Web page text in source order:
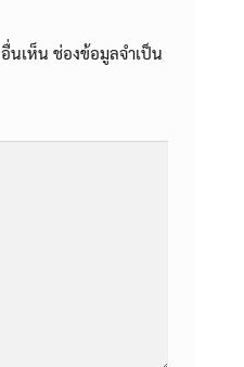
นเห็น ช่องข้อมูลจำเป็น